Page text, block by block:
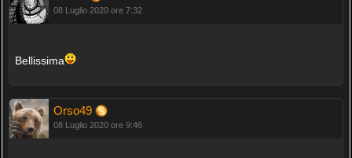
08 Luglio 2020 ore 7:32
Bellissima
Orso49
08 Luglio 2020 ore 9:46